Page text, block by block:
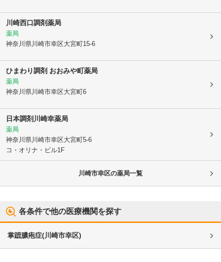
川崎西口調剤薬局
薬局
神奈川県川崎市幸区大宮町15-6
ひまわり調剤 おおみや町薬局
薬局
神奈川県川崎市幸区大宮町6
日本調剤川崎幸薬局
薬局
神奈川県川崎市幸区大宮町5-6
コ・オリナ・ビル1F
川崎市幸区の薬局一覧
各条件で他の医療機関を探す
掌蹠膿疱症(川崎市幸区)